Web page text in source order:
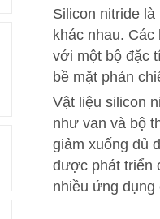
Silicon nitride
khác nhau.
với một bộ đặc
bề mặt phản
Vật liệu silicon
như van và bộ
giảm xuống đủ
được phát triển
nhiều ứng dụng